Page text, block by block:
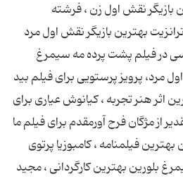
نقش اول زن ، فرشته
بهترین بازیگر نقش اول مرد
در فیلم پشت پرده مه سیمرغ
مرد، پرویز پرستویی برای فیلم بید
اثر هنر تجربه ، كیانوش عیاری برای
از مژگان فرح آورمقدم برای فیلم ما
فیلمنامه ، كامبوزیا پرتوی
بلورین بهترین كارگردانی ، مجید